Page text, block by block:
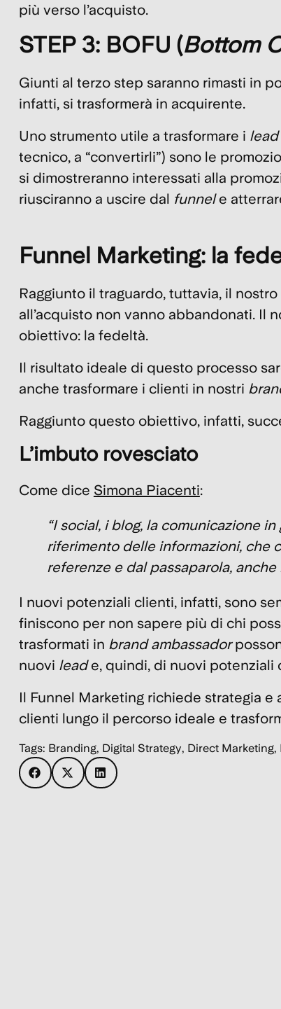
più verso l’acquisto.
STEP 3: BOFU (Bottom
Giunti al terzo step saranno rimasti in
infatti, si trasformerà in acquirente.
Uno strumento utile a trasformare i lead
tecnico, a “convertirli”) sono le
si dimostreranno interessati alla
riusciranno a uscire dal funnele
Funnel Marketing: la
Raggiunto il traguardo, tuttavia, il
all’acquisto non vanno abbandonati. Il
obiettivo: la fedeltà.
Il risultato ideale di questo processo
anche trasformare i clienti in nostri
Raggiunto questo obiettivo, infatti,
L’imbuto rovesciato
Come dice Simona Piacenti:
“I social, i blog, la comunicazione
riferimento delle informazioni, che
referenze e dal passaparola, anche
I nuovi potenziali clienti, infatti, sono
finiscono per non sapere più di chi
trasformati in brand ambassador
nuovi leade, quindi, di nuovi potenziali
Il Funnel Marketing richiede strategia
clienti lungo il percorso ideale e
Tags: Branding, Digital Strategy, Direct Marketing,